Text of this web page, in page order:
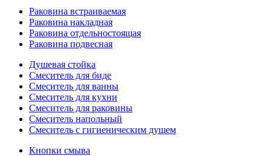
Раковина встраиваемая
Раковина накладная
Раковина отдельностоящая
Раковина подвесная
Душевая стойка
Смеситель для биде
Смеситель для ванны
Смеситель для кухни
Смеситель для раковины
Смеситель напольный
Смеситель с гигиеническим душем
Кнопки смыва